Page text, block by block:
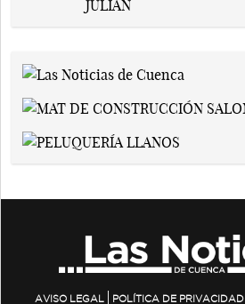
AVISO LEGAL POLÍTICA DE PRIVACIDAD